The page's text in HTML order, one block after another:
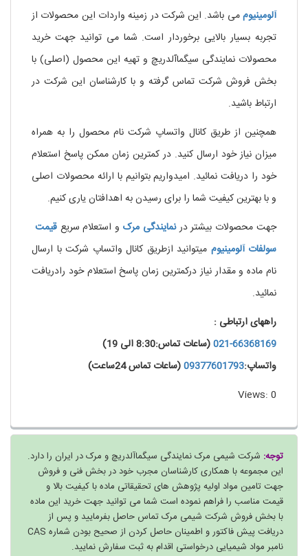
آلومینیوممی باشد. این شرکت در زمینه واردات این محصولات از
تجربه بسیار بالایی برخوردار است. شما می توانید جهت خرید
محصولات نمایندگی سیگماآلدریچ و تهیه این محصول (اصلی) با
بخش فروش شرکت تماس گرفته و با کارشناسان این شرکت در
ارتباط باشید.
همچنین از طریق کانال واتساپ شرکت نام محصول را به همراه
میزان نیاز خود ارسال کنید. در کمترین زمان ممکن پاسخ استعلام
خود را دریافت نمائید. امیدواریم بتوانیم با ارائه محصولات اصلی
و با بهترین کیفیت شما را برای رسیدن به اهدافتان یاری کنیم.
جهت محصولات بیشتر درنمایندگی مرکو استعلام سریعقیمت
سولفات آلومینیوم میتوانید ازطریق کانال واتساپ شرکت با ارسال
نام ماده و مقدار نیاز درکمترین زمان پاسخ استعلام خود رادریافت
نمائید.
راههای ارتباطی :
021-66368169(ساعات تماس:8:30 الی 19)
واتساپ:09377601793(ساعات تماس 24ساعت)
Views: 0
توجه: شرکت شیمی مرک نمایندگی سیگماآلدریچ و مرک در ایران را دارد.
این مجموعه با همکاری کارشناسان مجرب خود در بخش فنی و فروش
جهت تامین مواد اولیه پژوهش های تحقیقاتی ماده با کیفیت بالا و
قیمت مناسب را فراهم نموده است شما می توانید جهت خرید این ماده
با بخش فروش شرکت شیمی مرک تماس حاصل بفرمایید و پس از
دریافت پیش فاکتور و اطمینان حاصل کردن از صحیح بودن شماره CAS
نامبر مواد شیمیایی درخواستی اقدام به ثبت سفارش نمایید.